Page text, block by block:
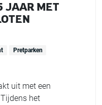
JAAR MET
Pretparken
uit met een
het